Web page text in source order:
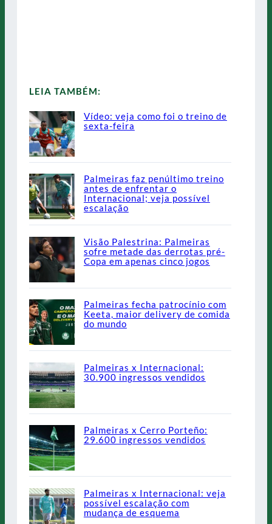
LEIA TAMBÉM:
Vídeo: veja como foi o treino de
sexta-feira
Palmeiras faz penúltimo treino
antes de enfrentar o
Internacional; veja possível
escalação
Visão Palestrina: Palmeiras
sofre metade das derrotas pré-
Copa em apenas cinco jogos
Palmeiras fecha patrocínio com
Keeta, maior delivery de comida
do mundo
Palmeiras x Internacional:
30.900 ingressos vendidos
Palmeiras x Cerro Porteño:
29.600 ingressos vendidos
Palmeiras x Internacional: veja
possível escalação com
mudança de esquema